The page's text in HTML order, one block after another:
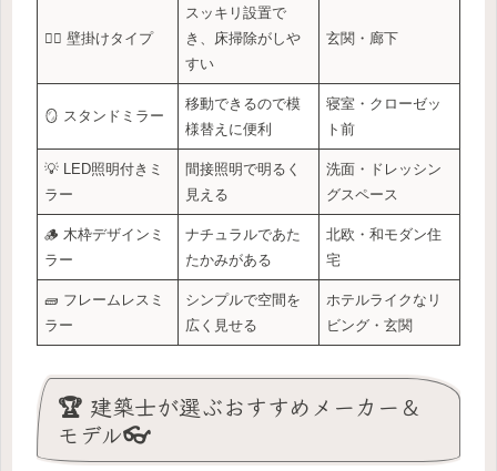
🧍‍♀️ 壁掛けタイプ
スッキリ設置で
き、床掃除がしや
すい
玄関・廊下
🪞 スタンドミラー
移動できるので模
様替えに便利
寝室・クローゼッ
ト前
💡 LED照明付きミ
ラー
間接照明で明るく
見える
洗面・ドレッシン
グスペース
🪵 木枠デザインミ
ラー
ナチュラルであた
たかみがある
北欧・和モダン住
宅
🧱 フレームレスミ
ラー
シンプルで空間を
広く見せる
ホテルライクなリ
ビング・玄関
🏆 建築士が選ぶおすすめメーカー＆
モデル👓